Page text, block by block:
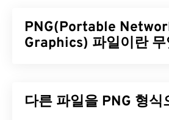
PNG(Portable
Graphics) 파일이란
PNG 이미지는RGB또는 RGBA
다른 파일을